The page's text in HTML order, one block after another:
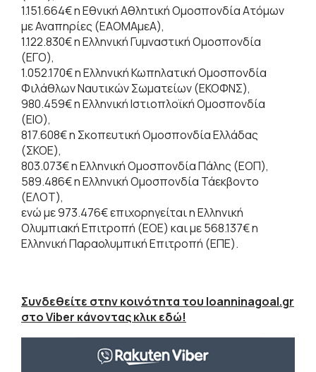
1.151.664€ η Εθνική Αθλητική Ομοσπονδία Ατόμων
με Αναπηρίες (ΕΑΟΜΑμεΑ),
1.122.830€ η Ελληνική Γυμναστική Ομοσπονδία
(ΕΓΟ),
1.052.170€ η Ελληνική Κωπηλατική Ομοσπονδία
Φιλάθλων Ναυτικών Σωματείων (ΕΚΟΦΝΣ),
980.459€ η Ελληνική Ιστιοπλοϊκή Ομοσπονδία
(ΕΙΟ),
817.608€ η Σκοπευτική Ομοσπονδία Ελλάδας
(ΣΚΟΕ),
803.073€ η Ελληνική Ομοσπονδία Πάλης (ΕΟΠ),
589.486€ η Ελληνική Ομοσπονδία Τάεκβοντο
(ΕΛΟΤ),
ενώ με 973.476€ επιχορηγείται η Ελληνική
Ολυμπιακή Επιτροπή (ΕΟΕ) και με 568.137€ η
Ελληνική Παραολυμπική Επιτροπή (ΕΠΕ).
Συνδεθείτε στην κοινότητα του Ioanninagoal.gr
στο Viber κάνοντας κλικ εδώ!